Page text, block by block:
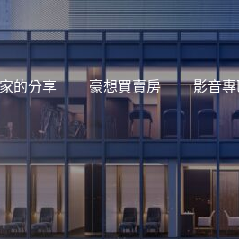
的分享 豪想買賣房 影音